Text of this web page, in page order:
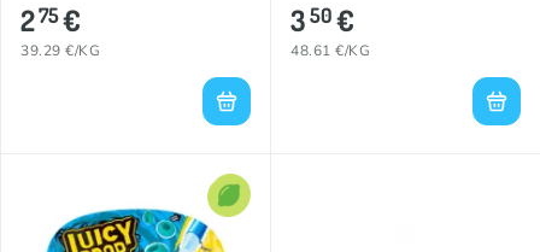
275€
39.29 €/KG
350€
48.61 €/KG